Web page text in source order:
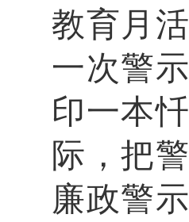
教育月
一次警
印一本
际，把
廉政警